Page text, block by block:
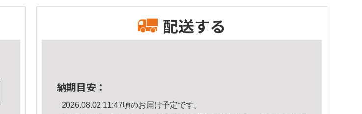
配送する
納期目安：
2026.08.02 11:47頃のお届け予定です。